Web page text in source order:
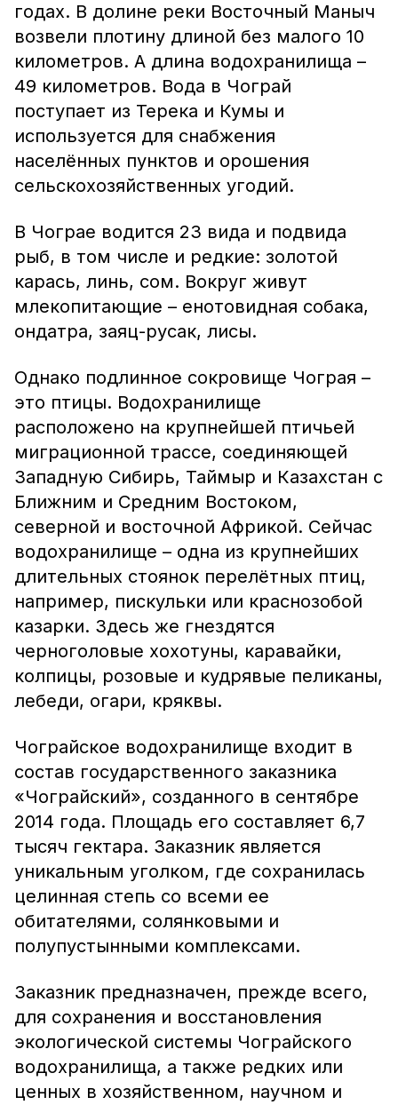
годах. В долине реки Восточный Маныч
возвели плотину длиной без малого 10
километров. А длина водохранилища –
49 километров. Вода в Чограй
поступает из Терека и Кумы и
используется для снабжения
населённых пунктов и орошения
сельскохозяйственных угодий.
В Чограе водится 23 вида и подвида
рыб, в том числе и редкие: золотой
карась, линь, сом. Вокруг живут
млекопитающие – енотовидная собака,
ондатра, заяц-русак, лисы.
Однако подлинное сокровище Чограя –
это птицы. Водохранилище
расположено на крупнейшей птичьей
миграционной трассе, соединяющей
Западную Сибирь, Таймыр и Казахстан с
Ближним и Средним Востоком,
северной и восточной Африкой. Сейчас
водохранилище – одна из крупнейших
длительных стоянок перелётных птиц,
например, пискульки или краснозобой
казарки. Здесь же гнездятся
черноголовые хохотуны, каравайки,
колпицы, розовые и кудрявые пеликаны,
лебеди, огари, кряквы.
Чограйское водохранилище входит в
состав государственного заказника
«Чограйский», созданного в сентябре
2014 года. Площадь его составляет 6,7
тысяч гектара. Заказник является
уникальным уголком, где сохранилась
целинная степь со всеми ее
обитателями, солянковыми и
полупустынными комплексами.
Заказник предназначен, прежде всего,
для сохранения и восстановления
экологической системы Чограйского
водохранилища, а также редких или
ценных в хозяйственном, научном и